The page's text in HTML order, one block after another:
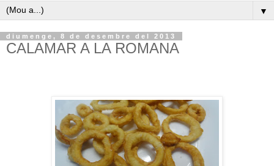
▼
diumenge, 8 de desembre del 2013
CALAMAR A LA ROMANA